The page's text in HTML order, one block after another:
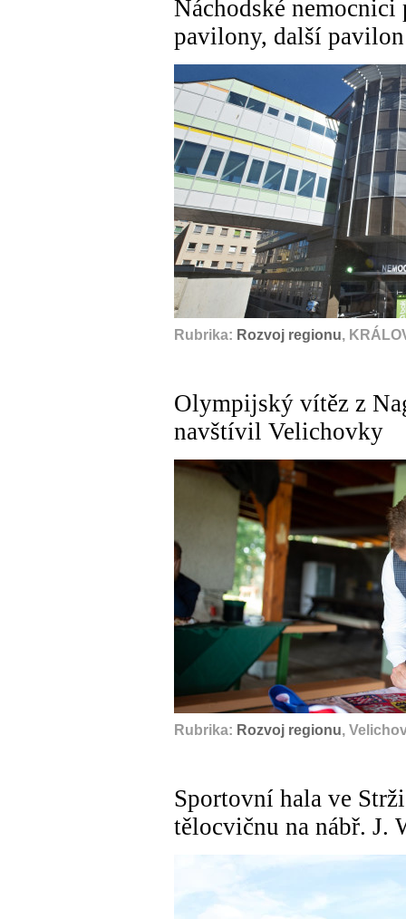
Náchodské
pavilony, další
Rubrika: Rozvoj regionu,
Olympijský vítěz z
navštívil Velichovky
Rubrika: Rozvoj regionu,
Sportovní hala ve
tělocvičnu na nábř. J.